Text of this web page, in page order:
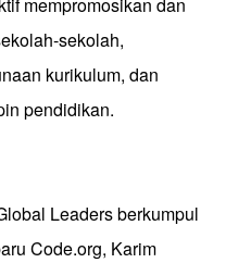
sekolah,
kurikulum, dan
pendidikan.
Leaders berkumpul
Code.org, Karim